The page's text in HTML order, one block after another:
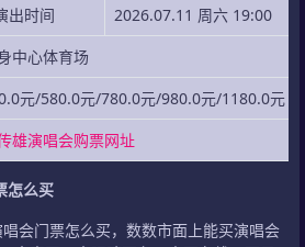
出时间
2026.07.11 周六 19:00
中心体育场
元/580.0元/780.0元/980.0元/1180.0元
雄演唱会购票网址
怎么买
会门票怎么买，数数市面上能买演唱会